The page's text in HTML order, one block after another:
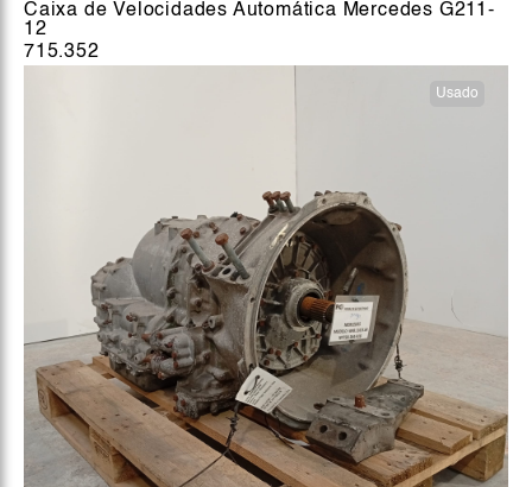
Caixa de Velocidades Automática Mercedes G211-
12
715.352
Usado